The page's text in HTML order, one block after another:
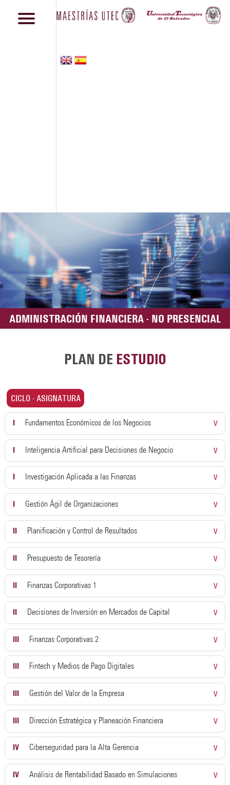
ADMINISTRACIÓN FINANCIERA - NO PRESENCIAL
PLAN DE ESTUDIO
CICLO - ASIGNATURA
I Fundamentos Económicos de los Negocios V
I Inteligencia Artificial para Decisiones de Negocio V
I Investigación Aplicada a las Finanzas V
I Gestión Ágil de Organizaciones V
II Planificación y Control de Resultados V
II Presupuesto de Tesorería V
II Finanzas Corporativas 1 V
II Decisiones de Inversión en Mercados de Capital V
III Finanzas Corporativas 2 V
III Fintech y Medios de Pago Digitales V
III Gestión del Valor de la Empresa V
III Dirección Estratégica y Planeación Financiera V
IV Ciberseguridad para la Alta Gerencia V
IV Análisis de Rentabilidad Basado en Simulaciones V